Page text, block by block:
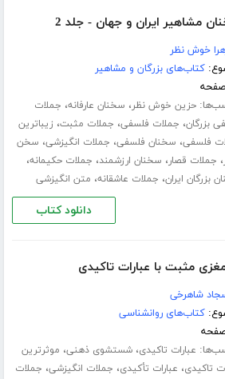
مشاهیر ایران و جهان - جلد 2
خوش نظر
کتاب‌های بزرگان و مشاهیر
حزین خوش نظر، سخنان عارفانه، جملات
بزرگان، جملات فلسفی، جملات مثبت، زیباترین
فلسفی، سخنان فلسفی، جملات انگیزشی، سخن
، جملات قصار، سخنان ارزشمند، جملات حکیمانه،
بزرگان ایران، جملات عاشقانه، متن انگیزشی
دانلود کتاب
مثبت با عبارات تاکیدی
شاهرخی
کتاب‌های روانشناسی
عبارات تاکیدی،شستشوی ذهنی، موثرترین
تاکیدی، عبارات تأکیدی، جملات انگیزشی، جملات